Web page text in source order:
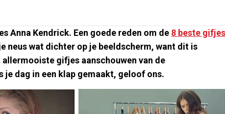
Anna Kendrick. Een goede reden om de 8 beste gifjes
neus wat dichter op je beeldscherm, want dit is
gifjes aanschouwen van de
dag in een klap gemaakt, geloof ons.